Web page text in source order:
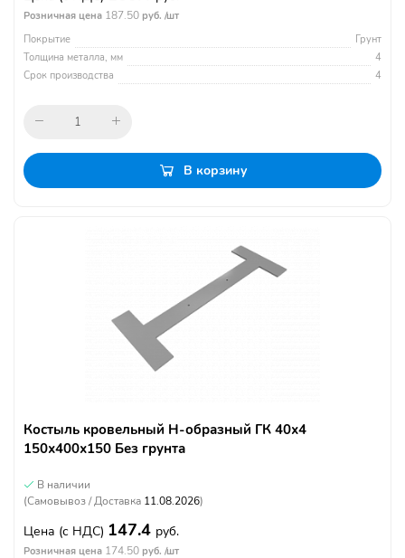
Розничная цена 187.50 руб. /шт
Покрытие
Грунт
Толщина металла, мм
4
Срок производства
4
В корзину
Костыль кровельный Н-образный ГК 40х4
150х400х150 Без грунта
В наличии
(Самовывоз / Доставка 11.08.2026)
Цена (с НДС) 147.4 руб.
Розничная цена 174.50 руб. /шт